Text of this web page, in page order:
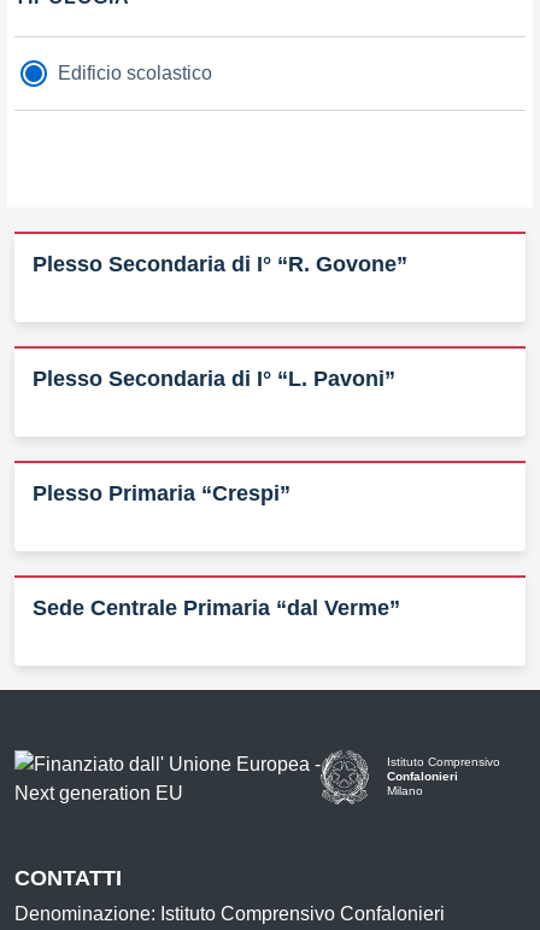
Edificio scolastico
Plesso Secondaria di I° “R. Govone”
Plesso Secondaria di I° “L. Pavoni”
Plesso Primaria “Crespi”
Sede Centrale Primaria “dal Verme”
Istituto Comprensivo
Confalonieri
Milano
CONTATTI
Denominazione: Istituto Comprensivo Confalonieri